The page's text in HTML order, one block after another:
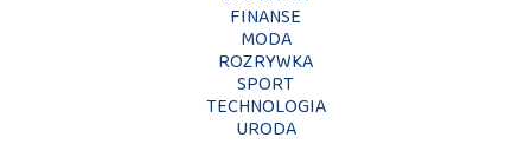
FINANSE
MODA
ROZRYWKA
SPORT
TECHNOLOGIA
URODA